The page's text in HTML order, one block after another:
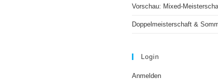
Vorschau: Mixed-
Doppelmeisterschaft &
Login
Anmelden